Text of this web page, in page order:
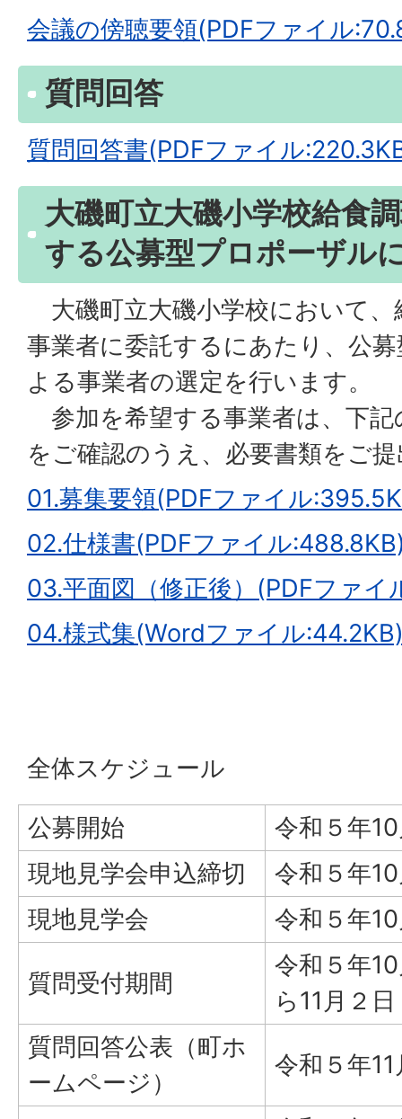
会議の傍聴要領(PDFファイル
質問回答
質問回答書(PDFファイル
大磯町立大磯小学校給食
する公募型プロポーザル
大磯町立大磯小学校において、
事業者に委託するにあたり、公
よる事業者の選定を行います。
参加を希望する事業者は、下記
をご確認のうえ、必要書類をご
01.募集要領(PDFファイル
02.仕様書(PDFファイル
03.平面図（修正後）(PDFファイ
04.様式集(Wordファイル
全体スケジュール
公募開始
令和５年
現地見学会申込締切
令和５年
現地見学会
令和５年
質問受付期間
令和５年
ら11月２
質問回答公表（町ホ
ームページ）
令和５年